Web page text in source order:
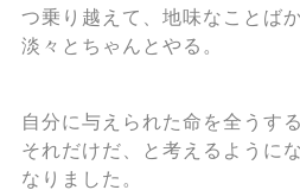
つ乗り越えて、地味なことば
淡々とちゃんとやる。
自分に与えられた命を全うす
それだけだ、と考えるように
なりました。